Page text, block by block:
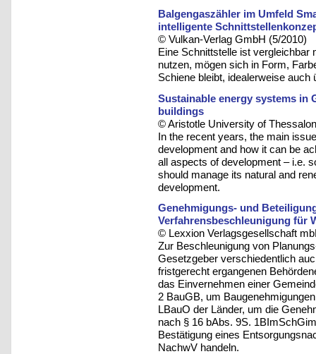
Balgengaszähler im Umfeld
intelligente
© Vulkan-Verlag GmbH (5/2010)
Eine Schnittstelle ist vergleichbar
nutzen, mögen sich in Form,
Schiene bleibt, idealerweise
Sustainable energy systems in
buildings
© Aristotle University of
In the recent years, the main
development and how it can be
all aspects of development – i.e.
should manage its natural and
development.
Genehmigungs- und
Verfahrensbeschleunigung für
© Lexxion Verlagsgesellschaft
Zur Beschleunigung von
Gesetzgeber verschiedentlich
fristgerecht ergangenen
das Einvernehmen einer
2 BauGB, um
LBauO der Länder, um die
nach § 16 bAbs. 9S.
Bestätigung eines
NachwV handeln.